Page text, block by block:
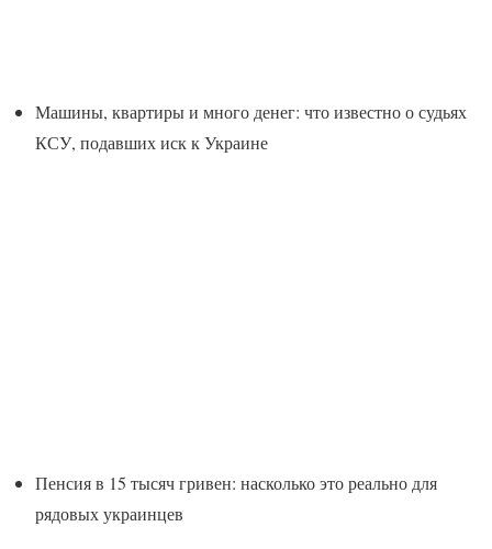
Машины, квартиры и много денег: что известно о судьях
КСУ, подавших иск к Украине
Пенсия в 15 тысяч гривен: насколько это реально для
рядовых украинцев